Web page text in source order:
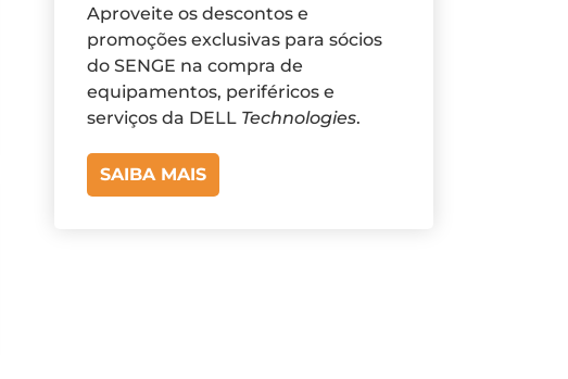
Aproveite os descontos e
promoções exclusivas para sócios
do SENGE na compra de
equipamentos, periféricos e
serviços da DELL Technologies.
SAIBA MAIS